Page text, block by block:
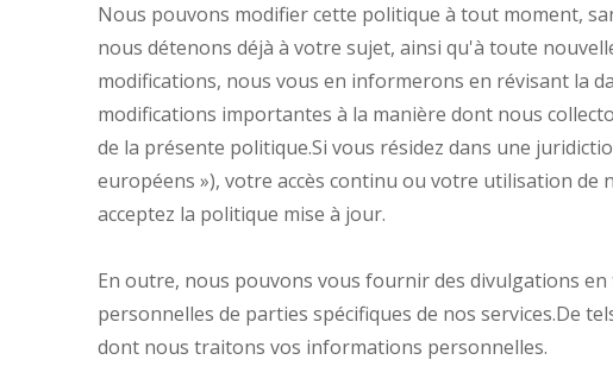
Nous pouvons modifier cette politique à tout moment,
nous détenons déjà à votre sujet, ainsi qu'à toute
modifications, nous vous en informerons en révisant la
modifications importantes à la manière dont nous
de la présente politique.Si vous résidez dans une
européens »), votre accès continu ou votre utilisation de
acceptez la politique mise à jour.
En outre, nous pouvons vous fournir des divulgations
personnelles de parties spécifiques de nos services.De
dont nous traitons vos informations personnelles.